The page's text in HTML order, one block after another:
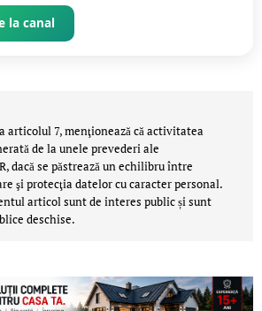
la canal
articolul 7, menţionează că activitatea
de la unele prevederi ale
dacă se păstrează un echilibru între
şi protecţia datelor cu caracter personal.
articol sunt de interes public și sunt
deschise.